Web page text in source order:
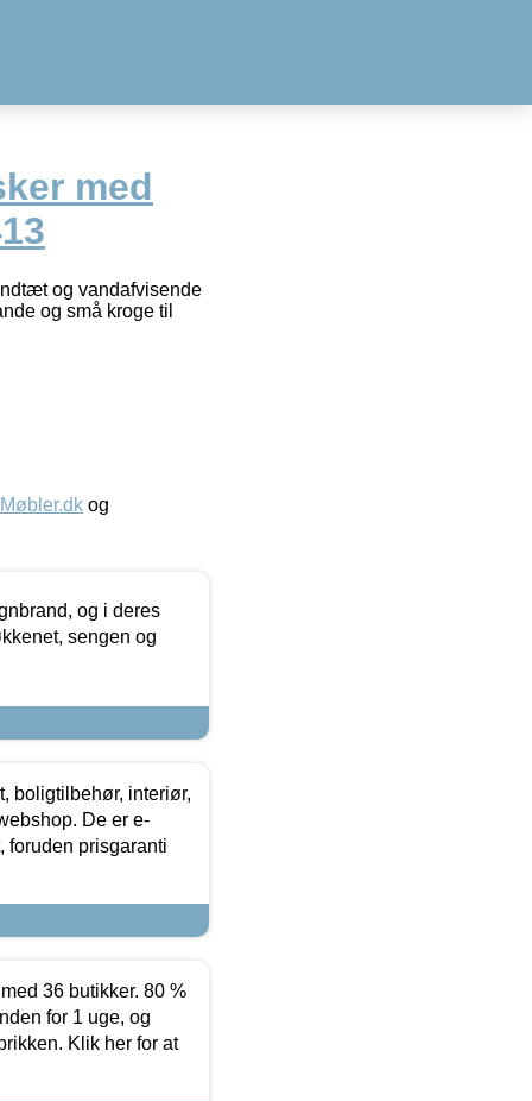
med
og vandafvisende
og små kroge til
og
og i deres
sengen og
boligtilbehør, interiør,
De er e-
foruden prisgaranti
36 butikker. 80 %
for 1 uge, og
Klik her for at